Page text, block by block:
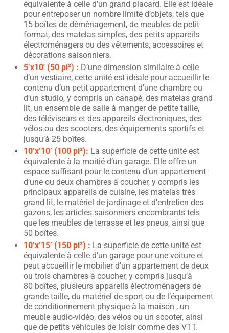
équivalente à celle d’un grand placard. Elle est idéale
pour entreposer un nombre limité d’objets, tels que
15 boîtes de déménagement, de meubles de petit
format, des matelas simples, des petits appareils
électroménagers ou des vêtements, accessoires et
décorations saisonniers.
5’x10′ (50 pi²) : D’une dimension similaire à celle
d’un vestiaire, cette unité est idéale pour accueillir le
contenu d’un petit appartement d’une chambre ou
d’un studio, y compris un canapé, des matelas grand
lit, un ensemble de salle à manger de petite taille,
des téléviseurs et des appareils électroniques, des
vélos ou des scooters, des équipements sportifs et
jusqu’à 25 boîtes.
10’x’10’ (100 pi²): La superficie de cette unité est
équivalente à la moitié d’un garage. Elle offre un
espace suffisant pour le contenu d’un appartement
d’une ou deux chambres à coucher, y compris les
principaux appareils de cuisine, les matelas très
grand lit, le matériel de jardinage et d’entretien des
gazons, les articles saisonniers encombrants tels
que les meubles de terrasse et les pneus, ainsi que
50 boîtes.
10’x’15’ (150 pi²) : La superficie de cette unité est
équivalente à celle d’un garage pour une voiture et
peut accueillir le mobilier d’un appartement de deux
ou trois chambres à coucher, y compris jusqu’à
80 boîtes, plusieurs appareils électroménagers de
grande taille, du matériel de sport ou de l’équipement
de conditionnement physique à la maison , un
meuble audio-vidéo, des vélos ou un scooter, ainsi
que de petits véhicules de loisir comme des VTT.